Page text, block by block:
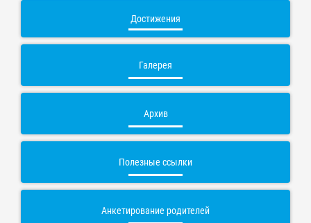
Достижения
Галерея
Архив
Полезные ссылки
Анкетирование родителей